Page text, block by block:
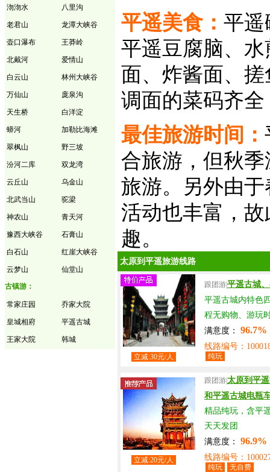
沕沕水 八里沟
老君山 龙潭大峡谷
壶口瀑布 王莽岭
北戴河 爱情山
白云山 林州大峡谷
万仙山 庞泉沟
天生桥 白洋淀
蟒河 加勒比海滩
翠枫山 野三坡
汾河二库 双龙湾
云丘山 乌金山
北武当山 驼梁
神农山 青天河
豫西大峡谷 石膏山
白石山 红崖大峡谷
云梦山
仙堂山
古镇游：
常家庄园 乔家大院
皇城相府 平遥古城
王家大院 韩城
平遥美食： 平遥
平遥豆腐脑、
面、炸酱面、
调面的菜码齐
最佳旅游时间：
合旅游，但秋
旅游。另外由
活动也丰富，
趣。
太原到平遥旅游线路
立减:30元/人
跟团游|平遥古城
平遥古城内特色
程无购物、游玩
满意度：
96.7%
线路编号：
纯玩
立减:20元/人
跟团游|太原到平
和平遥古城电瓶
精品纯玩，含平
天天发团
满意度：
96.9%
线路编号：
纯玩 无自费